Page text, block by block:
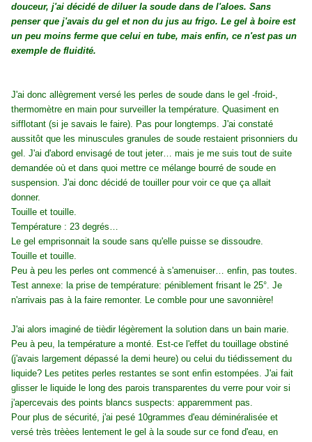
douceur, j'ai décidé de diluer la soude dans de l'aloes. Sans
penser que j'avais du gel et non du jus au frigo. Le gel à boire est
un peu moins ferme que celui en tube, mais enfin, ce n'est pas un
exemple de fluidité.
J'ai donc allègrement versé les perles de soude dans le gel -froid-,
thermomètre en main pour surveiller la température. Quasiment en
sifflotant (si je savais le faire). Pas pour longtemps. J'ai constaté
aussitôt que les minuscules granules de soude restaient prisonniers du
gel. J'ai d'abord envisagé de tout jeter… mais je me suis tout de suite
demandée où et dans quoi mettre ce mélange bourré de soude en
suspension. J'ai donc décidé de touiller pour voir ce que ça allait
donner.
Touille et touille.
Température : 23 degrés…
Le gel emprisonnait la soude sans qu'elle puisse se dissoudre.
Touille et touille.
Peu à peu les perles ont commencé à s'amenuiser… enfin, pas toutes.
Test annexe: la prise de température: péniblement frisant le 25°. Je
n'arrivais pas à la faire remonter. Le comble pour une savonnière!
J'ai alors imaginé de tièdir légèrement la solution dans un bain marie.
Peu à peu, la température a monté. Est-ce l'effet du touillage obstiné
(j'avais largement dépassé la demi heure) ou celui du tiédissement du
liquide? Les petites perles restantes se sont enfin estompées. J'ai fait
glisser le liquide le long des parois transparentes du verre pour voir si
j'apercevais des points blancs suspects: apparemment pas.
Pour plus de sécurité, j'ai pesé 10grammes d'eau déminéralisée et
versé très trèèes lentement le gel à la soude sur ce fond d'eau, en